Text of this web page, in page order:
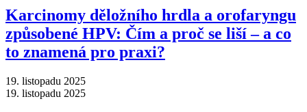
Karcinomy děložního hrdla a orofaryngu
způsobené HPV: Čím a proč se liší –⁠ a co
to znamená pro praxi?
19. listopadu 2025
19. listopadu 2025